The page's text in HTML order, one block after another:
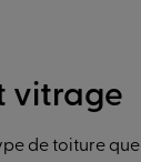
vitrage
de toiture que